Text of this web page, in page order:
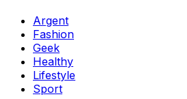
Argent
Fashion
Geek
Healthy
Lifestyle
Sport